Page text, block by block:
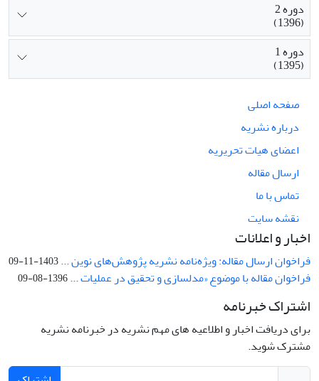
دوره 2
(1396)
دوره 1
(1395)
صفحه اصلی
درباره نشریه
اعضای هیات تحریریه
ارسال مقاله
تماس با ما
نقشه سایت
اخبار و اعلانات
فراخوان ارسال مقاله: ویژه‌نامه نشریه پژوهش‌های نوین ...1403-11-09
فراخوان مقاله با موضوع «مدلسازی و تحقیق در عملیات ...1396-08-09
اشتراک خبرنامه
برای دریافت اخبار و اطلاعیه های مهم نشریه در خبرنامه نشریه
مشترک شوید.